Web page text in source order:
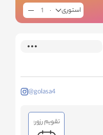
استوری
@golasa4
تقویم رزور: